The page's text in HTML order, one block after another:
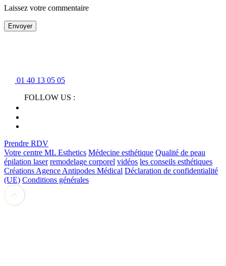
Laissez votre commentaire
Envoyer
01 40 13 05 05
FOLLOW US :
Prendre RDV
Votre centre ML Esthetics Médecine esthétique Qualité de peau
épilation laser remodelage corporel vidéos les conseils esthétiques
Créations Agence Antipodes Médical Déclaration de confidentialité
(UE) Conditions générales